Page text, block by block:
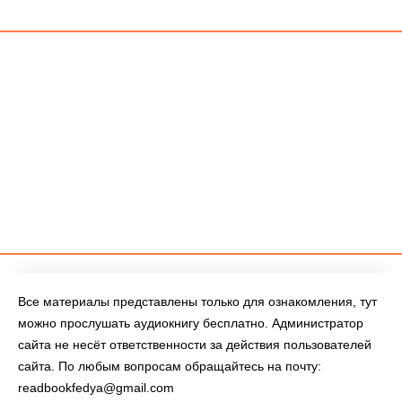
Все материалы представлены только для ознакомления, тут
можно прослушать аудиокнигу бесплатно. Администратор
сайта не несёт ответственности за действия пользователей
сайта. По любым вопросам обращайтесь на почту:
readbookfedya@gmail.com